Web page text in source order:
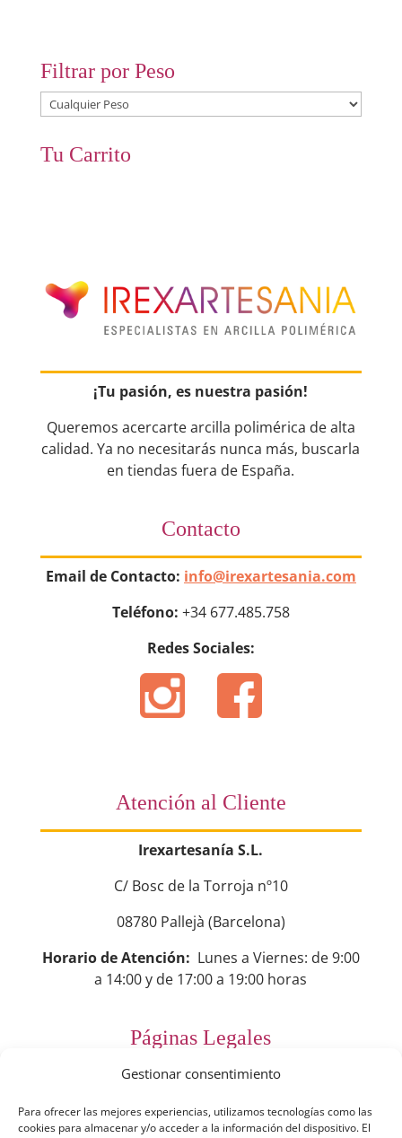
Gestionar consentimiento
Para ofrecer las mejores experiencias, utilizamos tecnologías como las
cookies para almacenar y/o acceder a la información del dispositivo. El
Filtrar por Peso
Tu Carrito
¡Tu pasión, es nuestra pasión!
Queremos acercarte arcilla polimérica de alta
calidad. Ya no necesitarás nunca más, buscarla
en tiendas fuera de España.
Contacto
Email de Contacto: info@irexartesania.com
Teléfono: +34 677.485.758
Redes Sociales:
Atención al Cliente
Irexartesanía S.L.
C/ Bosc de la Torroja nº10
08780 Pallejà (Barcelona)
Horario de Atención: Lunes a Viernes: de 9:00
a 14:00 y de 17:00 a 19:00 horas
Páginas Legales
Preguntas Frecuentes
Aviso Legal